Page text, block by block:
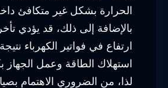
الحرارة بشكل غير متكافئ
بالإضافة إلى ذلك، قد يؤدي
ارتفاع في فواتير الكهرباء
استهلاك الطاقة وعمل الجهاز
لذا، من الضروري الاهتمام